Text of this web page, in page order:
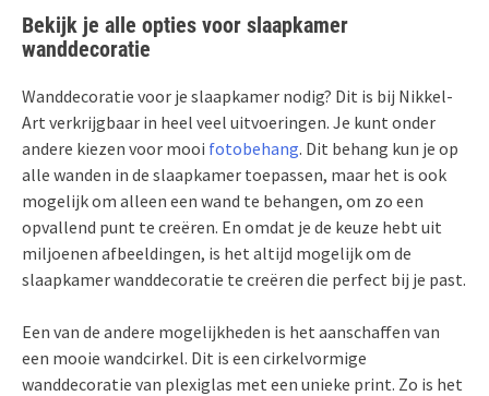
Bekijk je alle opties voor slaapkamer
wanddecoratie
Wanddecoratie voor je slaapkamer nodig? Dit is bij Nikkel-
Art verkrijgbaar in heel veel uitvoeringen. Je kunt onder
andere kiezen voor mooi fotobehang. Dit behang kun je op
alle wanden in de slaapkamer toepassen, maar het is ook
mogelijk om alleen een wand te behangen, om zo een
opvallend punt te creëren. En omdat je de keuze hebt uit
miljoenen afbeeldingen, is het altijd mogelijk om de
slaapkamer wanddecoratie te creëren die perfect bij je past.
Een van de andere mogelijkheden is het aanschaffen van
een mooie wandcirkel. Dit is een cirkelvormige
wanddecoratie van plexiglas met een unieke print. Zo is het